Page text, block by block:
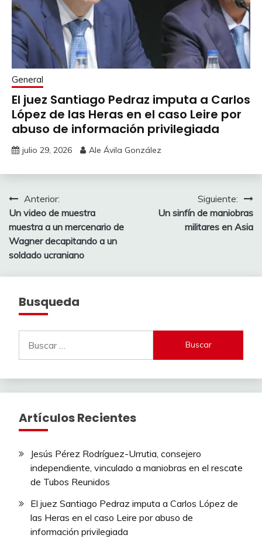
General
El juez Santiago Pedraz imputa a Carlos
López de las Heras en el caso Leire por
abuso de información privilegiada
julio 29, 2026 Ale Ávila González
Navegación
de
entradas
Anterior:
Un video de muestra
muestra a un mercenario de
Wagner decapitando a un
soldado ucraniano
Siguiente:
Un sinfín de maniobras
militares en Asia
Busqueda
Artículos Recientes
Jesús Pérez Rodríguez-Urrutia, consejero
independiente, vinculado a maniobras en el rescate
de Tubos Reunidos
El juez Santiago Pedraz imputa a Carlos López de
las Heras en el caso Leire por abuso de
información privilegiada